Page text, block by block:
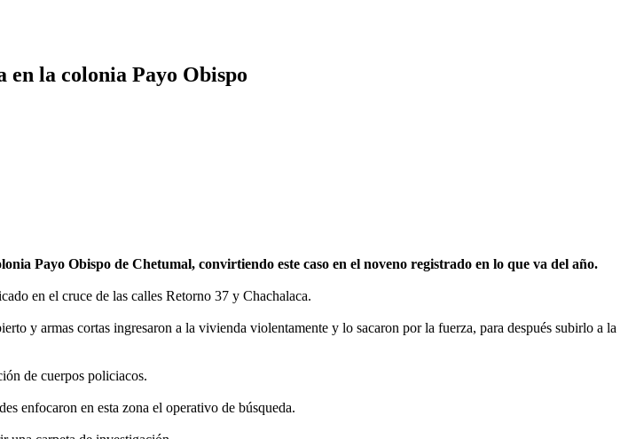
en la colonia Payo Obispo
Payo Obispo de Chetumal, convirtiendo este caso en el noveno registrado en lo que va del año.
en el cruce de las calles Retorno 37 y Chachalaca.
y armas cortas ingresaron a la vivienda violentamente y lo sacaron por la fuerza, para después subirlo a la
de cuerpos policiacos.
enfocaron en esta zona el operativo de búsqueda.